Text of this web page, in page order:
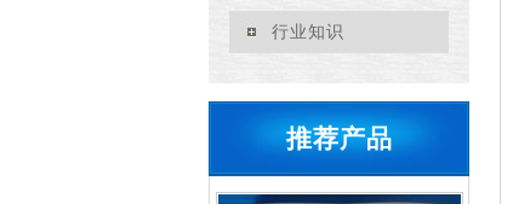
行业知识
推荐产品